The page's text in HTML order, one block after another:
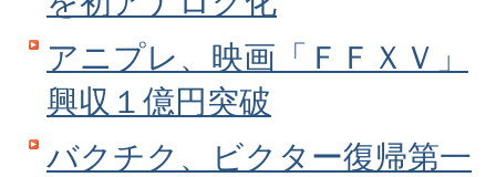
アニプレ、映画「ＦＦＸＶ」
興収１億円突破
バクチク、ビクター復帰第一